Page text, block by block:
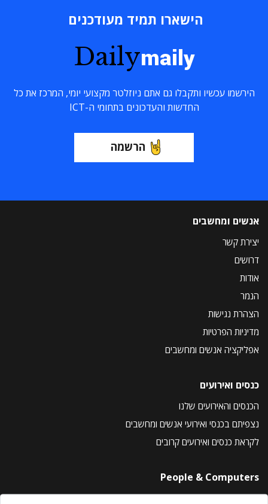
הישארו תמיד מעודכנים
Dailymaily
הירשמו עכשיו ותקבלו גם אתם ניוזלטר מקצועי יומי, המרכז את כל
החדשות והעדכונים בתחומי ה-ICT
הרשמה
אנשים ומחשבים
יצירת קשר
דרושים
אודות
הנמר
הצהרת נגישות
מדיניות הפרטיות
אפליקציה אנשים ומחשבים
כנסים ואירועים
הכנסים והאירועים שלנו
נצפיתם בכנסי ואירועי אנשים ומחשבים
לקראת כנסים ואירועים קרובים
People & Computers
About Us